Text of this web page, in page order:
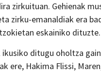
zirkuituan. Gehienak
zirku-emanaldiak era
eskainiko dituzte.
ditugu oholtza
ere, Hakima Flissi,